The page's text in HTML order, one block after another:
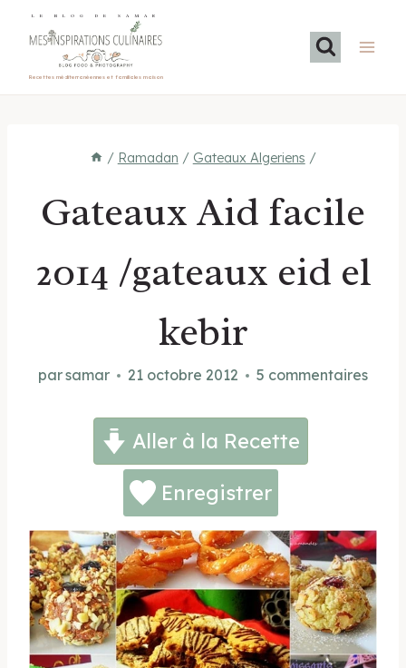
LE BLOG DE SAMAR
Recettes méditerranéennes et familiales maison
/ Ramadan / Gateaux Algeriens /
Gateaux Aid facile
2014 /gateaux eid el
kebir
parsamar 21 octobre 2012 5 commentaires
Aller à la Recette
Enregistrer